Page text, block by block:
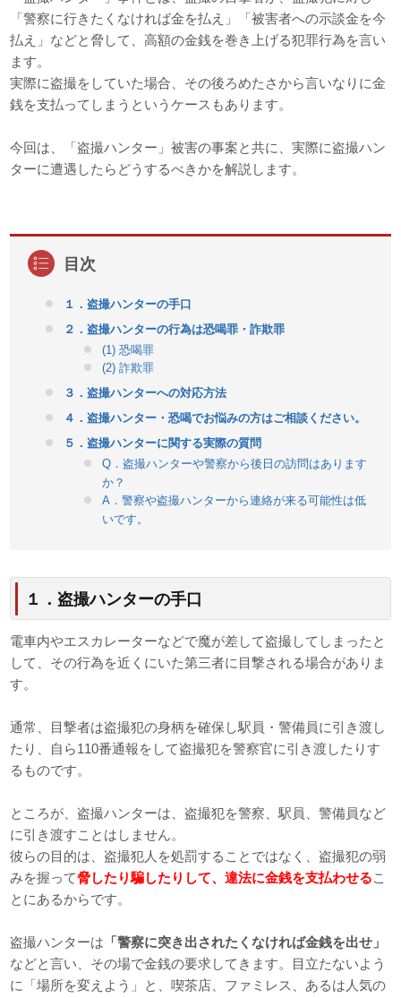
「警察に行きたくなければ金を払え」「被害者への示談金を今
払え」などと脅して、高額の金銭を巻き上げる犯罪行為を言い
ます。
実際に盗撮をしていた場合、その後ろめたさから言いなりに金
銭を支払ってしまうというケースもあります。
今回は、「盗撮ハンター」被害の事案と共に、実際に盗撮ハン
ターに遭遇したらどうするべきかを解説します。
１．盗撮ハンターの手口
２．盗撮ハンターの行為は恐喝罪・詐欺罪
(1) 恐喝罪
(2) 詐欺罪
３．盗撮ハンターへの対応方法
４．盗撮ハンター・恐喝でお悩みの方はご相談ください。
５．盗撮ハンターに関する実際の質問
Q．盗撮ハンターや警察から後日の訪問はあります
か？
A．警察や盗撮ハンターから連絡が来る可能性は低
いです。
１．盗撮ハンターの手口
電車内やエスカレーターなどで魔が差して盗撮してしまったと
して、その行為を近くにいた第三者に目撃される場合がありま
す。
通常、目撃者は盗撮犯の身柄を確保し駅員・警備員に引き渡し
たり、自ら110番通報をして盗撮犯を警察官に引き渡したりす
るものです。
ところが、盗撮ハンターは、盗撮犯を警察、駅員、警備員など
に引き渡すことはしません。
彼らの目的は、盗撮犯人を処罰することではなく、盗撮犯の弱
みを握って脅したり騙したりして、違法に金銭を支払わせるこ
とにあるからです。
盗撮ハンターは 「警察に突き出されたくなければ金銭を出せ」
などと言い、その場で金銭の要求してきます。目立たないよう
に「場所を変えよう」と、喫茶店、ファミレス、あるは人気の